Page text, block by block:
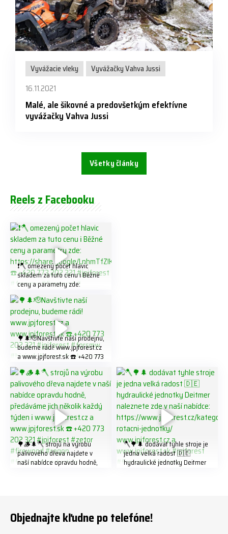
Vyvážacie vleky
Vyvážačky Vahva Jussi
16.11.2021
Malé, ale šikovné a predovšetkým efektívne
vyvážačky Vahva Jussi
Všetky články
Reels z Facebooku
❗️🪓 omezený počet hlavic
skladem za tuto cenu ℹ️ Běžné
ceny a parametry zde:
K8W5t7i6o ☎️ +420 773 202
321 #jpjforest #forsmw
#firewood #
🌳🌲🫡Navštivte naší prodejnu,
budeme rádi! www.jpjforest.cz
a www.jpjforest.sk ☎️ +420 773
#biojack #regon #vahvajussi
🌳🪵🌲🪓 strojů na výrobu
palivového dřeva najdete v
naší nabídce opravdu hodně,
#firewoodproduction
🪓🌳🌲 dodávat tyhle stroje je
jedna velká radost 🇩🇪
hydraulické jednotky Deitmer
#firewood #deitmer
Objednajte kľudne po telefóne!